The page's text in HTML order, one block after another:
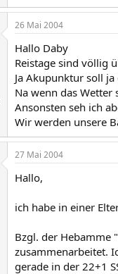
26 Mai 2004
Hallo Daby
Reistage sind völlig
Ja Akupunktur soll
Na wenn das
Ansonsten seh ich
Wir werden unsere
27 Mai 2004
Hallo,
ich habe in einer
Bzgl. der Hebamme
zusammenarbeitet.
gerade in der 22+1